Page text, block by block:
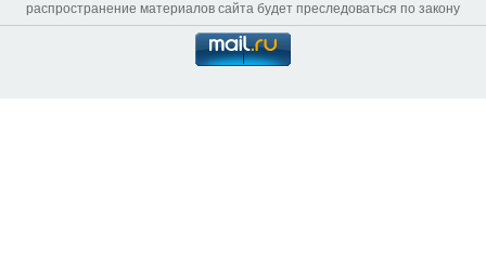
распространение материалов сайта будет преследоваться по закону